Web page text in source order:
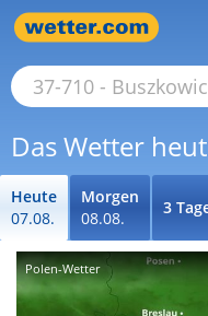
Das Wetter
Heute
07.08.
Morgen
08.08.
3
Polen-Wetter